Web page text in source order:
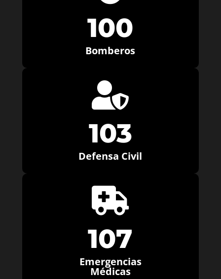
100
Bomberos

103
Defensa Civil

107
Emergencias
Médicas